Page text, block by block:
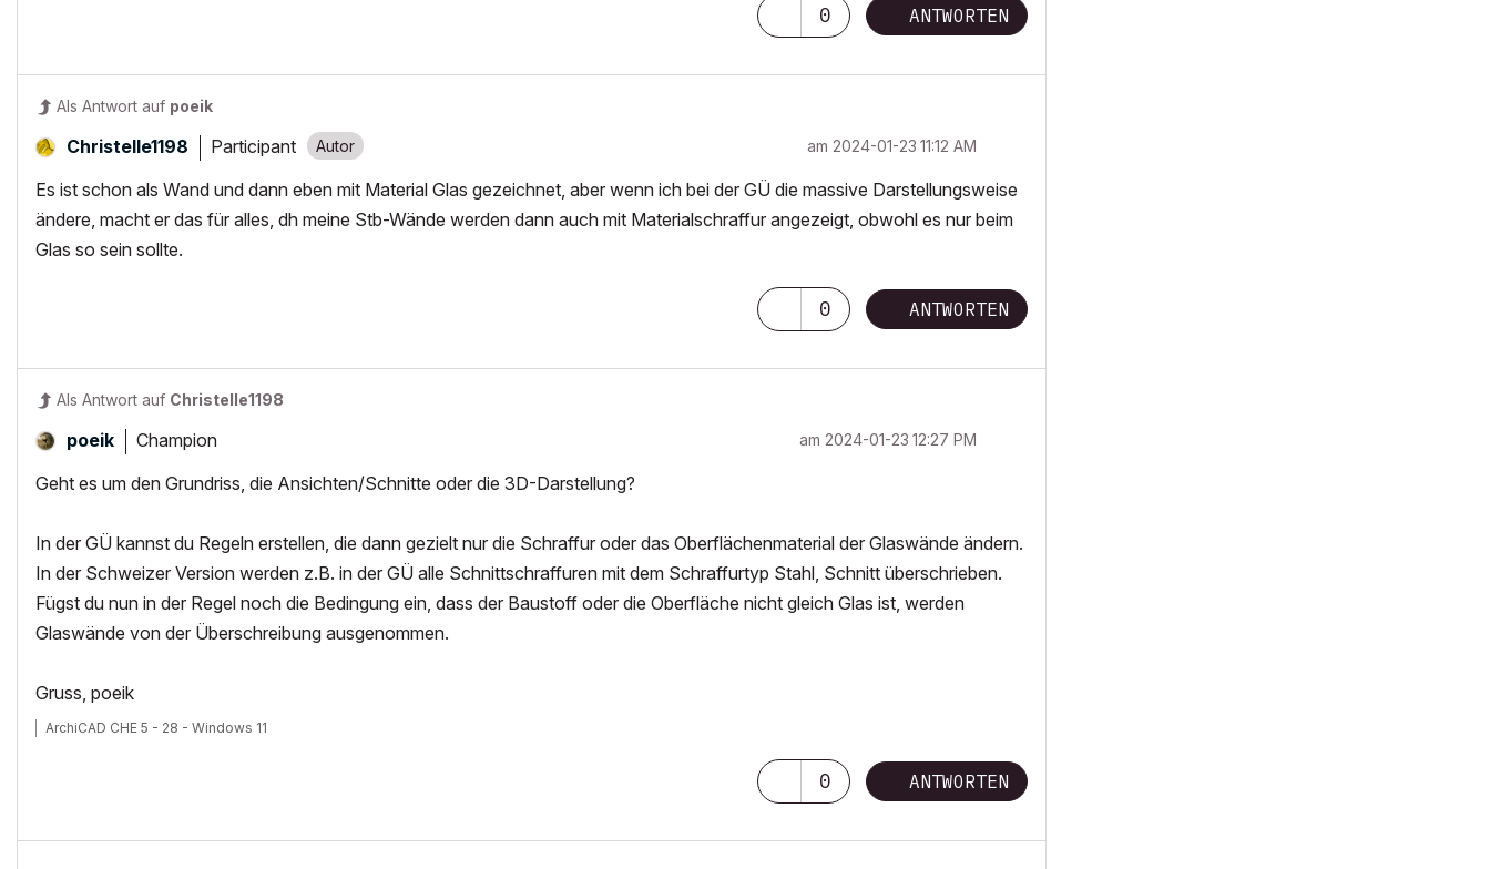
0 ANTWORTEN
Als Antwort auf poeik
Christelle1198 Participant am ‎2024-01-23 11:12 AM
Es ist schon als Wand und dann eben mit Material Glas gezeichnet, aber wenn ich bei der GÜ die massive Darstellungsweise
ändere, macht er das für alles, dh meine Stb-Wände werden dann auch mit Materialschraffur angezeigt, obwohl es nur beim
Glas so sein sollte.
0 ANTWORTEN
Als Antwort auf Christelle1198
poeik Champion am ‎2024-01-23 12:27 PM
Geht es um den Grundriss, die Ansichten/Schnitte oder die 3D-Darstellung?
In der GÜ kannst du Regeln erstellen, die dann gezielt nur die Schraffur oder das Oberflächenmaterial der Glaswände ändern.
In der Schweizer Version werden z.B. in der GÜ alle Schnittschraffuren mit dem Schraffurtyp Stahl, Schnitt überschrieben.
Fügst du nun in der Regel noch die Bedingung ein, dass der Baustoff oder die Oberfläche nicht gleich Glas ist, werden
Glaswände von der Überschreibung ausgenommen.
Gruss, poeik
ArchiCAD CHE 5 - 28 - Windows 11
0 ANTWORTEN